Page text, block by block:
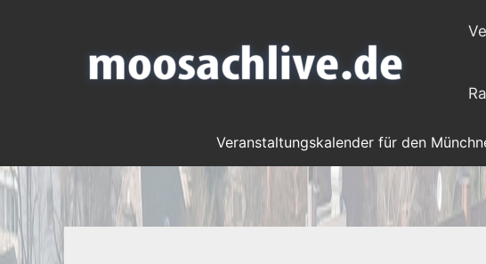
Veranstaltungskalender für den